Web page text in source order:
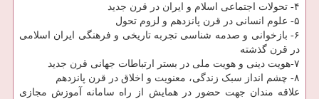
۴- تحولات اجتماعی اسلام و ایران در قرن جدید
۵- علوم انسانی در قرن پانزدهم و لزوم تحول
۶- بازخوانی و صدمه شناسی تجربه تاریخی و فرهنگی ایران اسلامی
در قرن گذشته
۷-هویت دینی و هویت ملی در بستر ارتباطات جهانی قرن جدید
۸- چشم انداز سبک زندگی، معنویت و اخلاق در قرن پانزدهم
علاقه مندان جهت حضور در همایش از راه سامانه آموزش مجازی